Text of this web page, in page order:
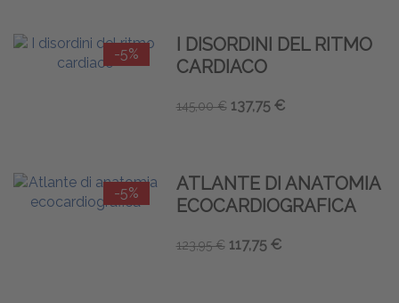
-5%
I DISORDINI DEL RITMO
CARDIACO
145,00 € 137,75 €
-5%
ATLANTE DI ANATOMIA
ECOCARDIOGRAFICA
123,95 € 117,75 €